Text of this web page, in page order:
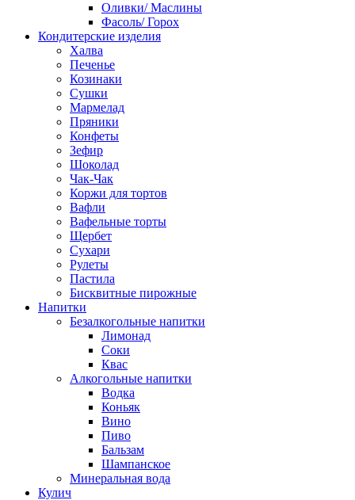
Оливки/ Маслины
Фасоль/ Горох
Кондитерские изделия
Халва
Печенье
Козинаки
Сушки
Мармелад
Пряники
Конфеты
Зефир
Шоколад
Чак-Чак
Коржи для тортов
Вафли
Вафельные торты
Щербет
Сухари
Рулеты
Пастила
Бисквитные пирожные
Напитки
Безалкогольные напитки
Лимонад
Соки
Квас
Алкогольные напитки
Водка
Коньяк
Вино
Пиво
Бальзам
Шампанское
Минеральная вода
Кулич